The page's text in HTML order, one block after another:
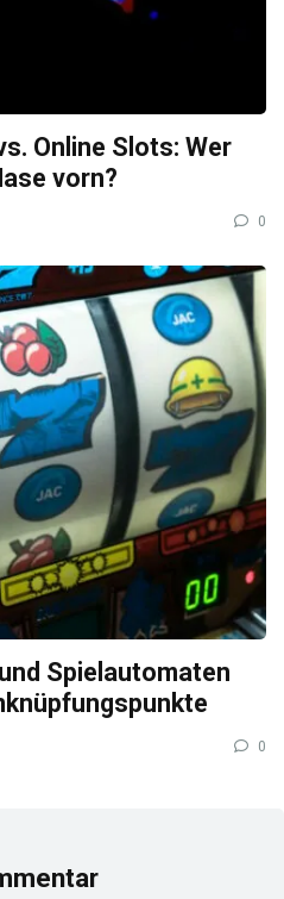
Online Slots: Wer
vorn?
0
Spielautomaten
0